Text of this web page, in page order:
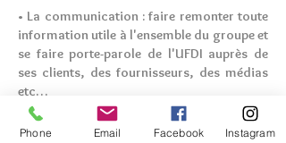
• La communication : faire remonter toute
information utile à l'ensemble du groupe et
se faire porte-parole de l'UFDI auprès de
ses clients, des fournisseurs, des médias
etc…
Nos valeurs
Phone Email Facebook Instagram